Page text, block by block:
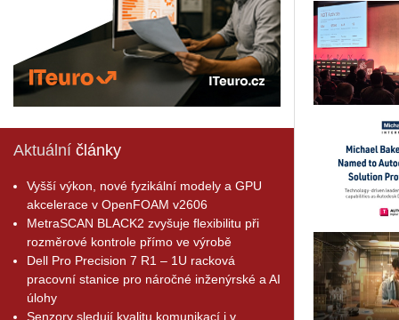
Aktuální články
Vyšší výkon, nové fyzikální modely a GPU
akcelerace v OpenFOAM v2606
MetraSCAN BLACK2 zvyšuje flexibilitu při
rozměrové kontrole přímo ve výrobě
Dell Pro Precision 7 R1 – 1U racková
pracovní stanice pro náročné inženýrské a AI
úlohy
Senzory sledují kvalitu komunikací i v